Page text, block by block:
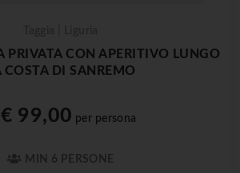
PRIVATA CON APERITIVO LUNGO
COSTA DI SANREMO
€ 99,00 per persona
MIN 6 PERSONE